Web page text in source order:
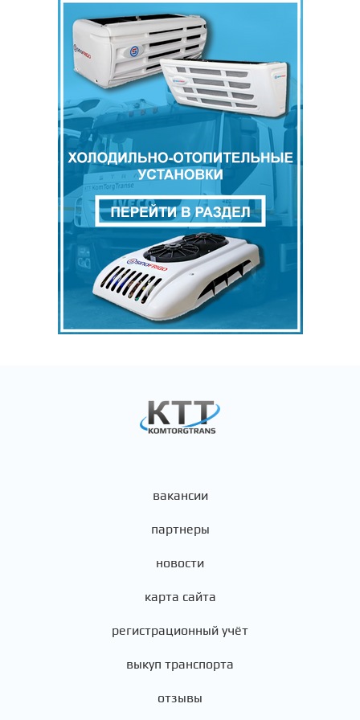
вакансии
партнеры
новости
карта сайта
регистрационный учёт
выкуп транспорта
отзывы